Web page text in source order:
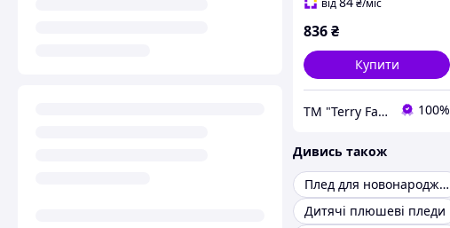
від ₴/міс
836₴
Купити
ТМ "Terry Fay" 100%
Дивись також
Плед для новонароджених
Дитячі плюшеві пледи